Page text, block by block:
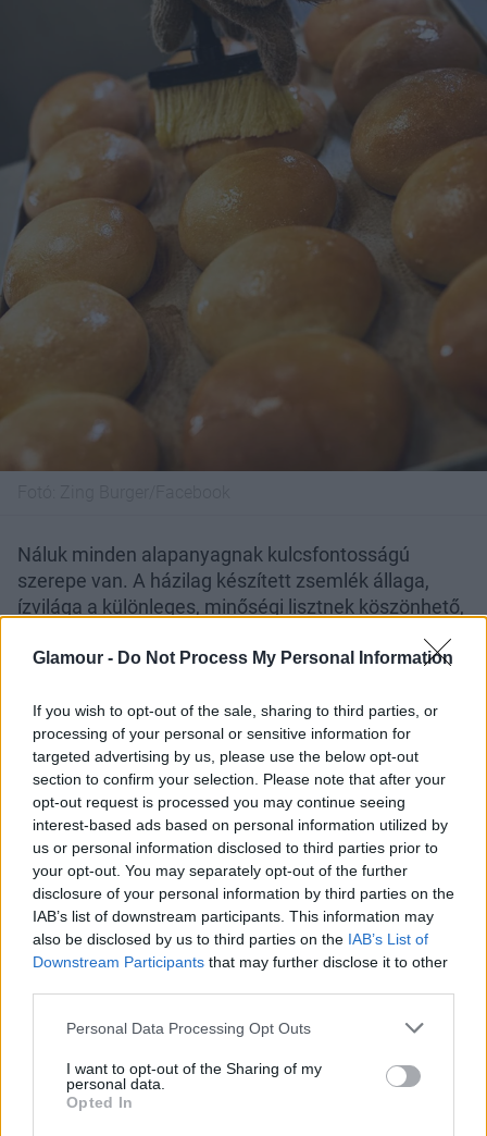
Glamour - Do Not Process My Personal Information
If you wish to opt-out of the sale, sharing to third parties, or
processing of your personal or sensitive information for
targeted advertising by us, please use the below opt-out
section to confirm your selection. Please note that after your
opt-out request is processed you may continue seeing
interest-based ads based on personal information utilized by
us or personal information disclosed to third parties prior to
your opt-out. You may separately opt-out of the further
disclosure of your personal information by third parties on the
IAB’s list of downstream participants. This information may
also be disclosed by us to third parties on the IAB’s List of
Downstream Participants that may further disclose it to other
Please note that this website/app uses one or more Google
not limited to your visit or usage behaviour. You may click to
grant or deny consent to Google and its third-party tags to
use your data for below specified purposes in below Google
Personal Data Processing Opt Outs
I want to opt-out of the Sharing of my
personal data.
Opted In
Náluk minden alapanyagnak kulcsfontosságú
szerepe van. A házilag készített zsemlék állaga,
ízvilága a különleges, minőségi lisztnek köszönhető,
Az immár ikonikus húspogácsa elkészítését sem
származó angus marhahús ízének nincs párja a
világon. A prémium alapanyagokat szigorú kontroll
mellett dolgozzák fel, és úgy állítják össze, hogy a
hozzávalók tökéletes harmóniája fokozza a
gasztronómiai élményt. Minden Zing hamburger
más különlegességet rejt. A kéksajtos, csilis, full
extrás és a BBQ változatok mellett kecskesajtos
hamburger teszi a vegetáriánusan étkezőket
függővé.